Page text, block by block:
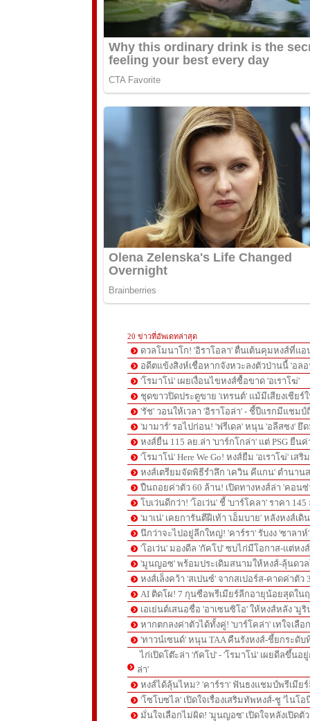
20 ข่าวที่อัพเดทล่าสุด
ดวลโมนาโก! 'อิราโอลา' ตื่นเต้นคุมหงส์ที่แ
อดีตแข้งสิงห์เชื่อหากจังหวะลงตัวป่านนี้ 'อล
'โรมาโน่' เผยเงื่อนไขหงส์ซื้อขาด 'อเราโฆ่'
ชุดขาวปิดประตูขาย 'เทรนต์' แม้มีเสียงเชียร์
'รัช' วอนให้เวลา 'อิราโอล่า' - ชี้ปีแรกมีแชมป์
'มามาร์' รอไปก่อน! 'ฟรีเดล' หนุน 'อลีสซง' ยึ
หงส์ยื่น 115 ลย.ล่า 'บาร์กโกล่า' แต่ PSG ยืนค่
'โรมาโน่' Here We Go! หงส์ยืม 'อเราโฆ่' เสริ
หงส์เตรียมจัดพิธีรำลึก 'เควิน คีแกน' ตำนาน
ปืนถอยค่าตัว 60 ล้าน! เปิดทางหงส์ล่า 'คอนซ่
โบเว่นดีกว่า! 'โอเว่น' ชี้ 'บาร์โคลา' ราคา
'มาเน่' เคยการันตีฝีเท้า 'เอ็มบาย' หลังหงส์เดิ
นึกว่าจะไปอยู่ลีกใหญ่! 'คาร์รา' รับงง 'ซาลา
'โอเว่น' มองดีล 'กัคโป' ซบไก่มีโอกาส-แต่ห
'มูนญอซ' พร้อมประเดิมสนามให้หงส์-ลุ้นดว
หงส์เล็งคว้า 'สเปนซ์' จากสเปอร์ส-คาดค่าตัว
AI ติดโผ! 7 กุนซือพรีเมียร์ลีกอายุน้อยสุดใน
เอเย่นต์เสนอชื่อ 'อาเซนซิโอ' ให้หงส์หลัง 'มู
หากตกลงค่าตัวได้ทั้งคู่! 'บาร์โคล่า' เทใจเลือ
'ทาวน์เซนด์' หนุน TAA คืนรังหงส์-ชี้ยกระดั
ไก่เปิดโต๊ะล่า 'กัคโป' - 'โรมาโน่' เผยดีลขึ้นอ
ล่า'
หงส์ได้ลุ้นไหม? 'คาร์รา' ฟันธงแชมป์พรีเมีย
'โซโบซไล' เปิดใจเรื่องเสริมทัพหงส์-ชู 'ไนโ
มั่นใจเลือกไม่ผิด! 'มูนญอซ' เปิดใจหลังเปิดตั